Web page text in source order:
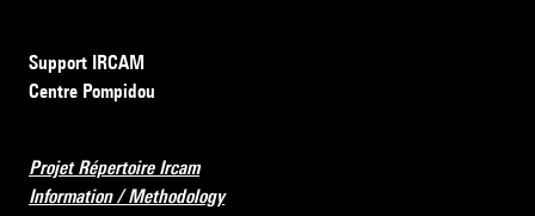
Support IRCAM
Centre Pompidou
Projet Répertoire Ircam
Information / Methodology